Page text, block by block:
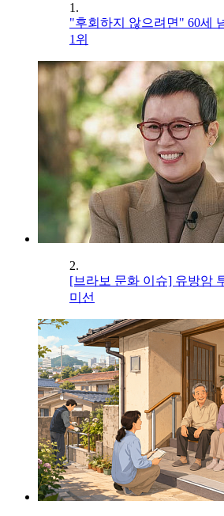
1.
"후회하지 않으려면" 60세
1위
2.
[브라보 문화 이슈] 유방암
미선